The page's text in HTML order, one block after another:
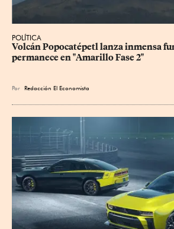
POLÍTICA
Volcán Popocatépetl lanza inmensa
permanece en "Amarillo Fase 2"
Por Redacción El Economista